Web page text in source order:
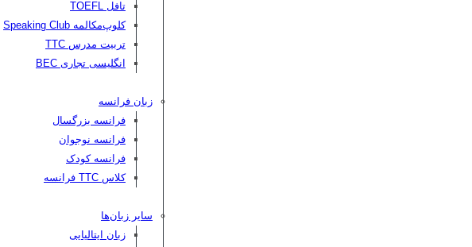
تافل TOEFL
کلوپ‌مکالمه Speaking Club
تربیت مدرس TTC
انگلیسی تجاری BEC
زبان فرانسه
فرانسه بزرگسال
فرانسه نوجوان
فرانسه کودک
کلاس TTC فرانسه
سایر زبان‌ها
زبان ایتالیایی